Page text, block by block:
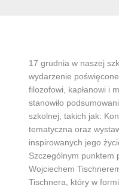
17 grudnia w naszej
wydarzenie
filozofowi, kapłanowi i
stanowiło
szkolnej, takich jak:
tematyczna oraz
inspirowanych jego
Szczególnym punktem
Wojciechem
Tischnera, który w